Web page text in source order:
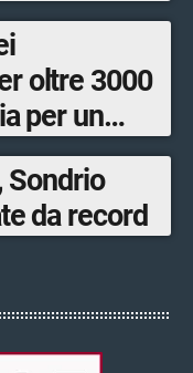
oltre 3000
per un
Sondrio
da record